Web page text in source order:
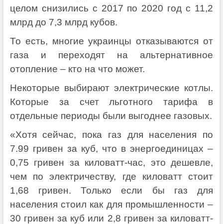
целом снизились с 2017 по 2020 год с 11,2
млрд до 7,3 млрд кубов.
То есть, многие украинцы отказываются от
газа и переходят на альтернативное
отопление – кто на что может.
Некоторые выбирают электрические котлы.
Которые за счет льготного тарифа в
отдельные периоды были выгоднее газовых.
«Хотя сейчас, пока газ для населения по
7.99 гривен за куб, что в энергоединицах –
0,75 гривен за киловатт-час, это дешевле,
чем по электричеству, где киловатт стоит
1,68 гривен. Только если бы газ для
населения стоил как для промышленности –
30 гривен за куб или 2,8 гривен за киловатт-